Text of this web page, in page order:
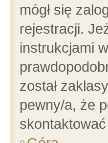
mógł się
rejestracji.
instrukcjami
został
pewny/a, że